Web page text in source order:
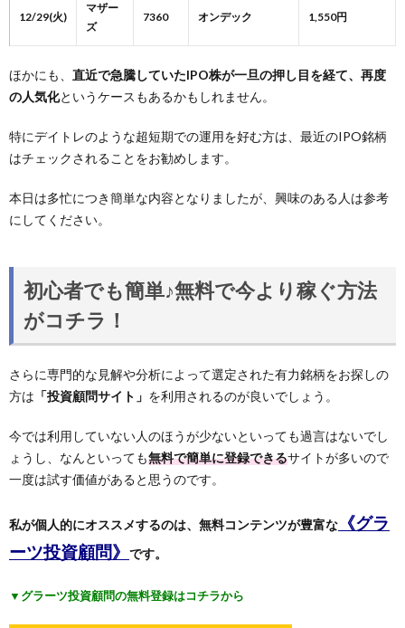
12/29(火)
マザー
ズ
7360 オンデック 1,550円
ほかにも、 直近で急騰していたIPO株が一旦の押し目を経て、再度
の人気化というケースもあるかもしれません。
特にデイトレのような超短期での運用を好む方は、最近のIPO銘柄
はチェックされることをお勧めします。
本日は多忙につき簡単な内容となりましたが、興味のある人は参考
にしてください。
初心者でも簡単♪無料で今より稼ぐ方法
がコチラ！
さらに専門的な見解や分析によって選定された有力銘柄をお探しの
方は 「投資顧問サイト」 を利用されるのが良いでしょう。
今では利用していない人のほうが少ないといっても過言はないでし
ょうし、なんといっても無料で簡単に登録できるサイトが多いので
一度は試す価値があると思うのです。
私が個人的にオススメするのは、無料コンテンツが豊富な 《グラ
ーツ投資顧問》 です。
▼グラーツ投資顧問の無料登録はコチラから